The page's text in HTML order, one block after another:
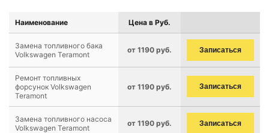
Наименование Цена в Руб.
Замена топливного бака
Volkswagen Teramont
от 1190 руб. Записаться
Ремонт топливных
форсунок Volkswagen
Teramont
от 1190 руб. Записаться
Замена топливного насоса
Volkswagen Teramont
от 1190 руб. Записаться